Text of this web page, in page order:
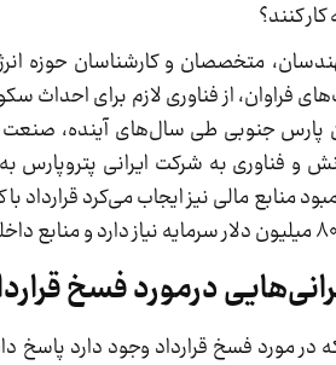
کنند؟
متخصصان و کارشناسان حوزه
فراوان، از فناوری لازم برای احداث
پارس جنوبی طی سال‌های آینده، صنعت
و فناوری به شرکت ایرانی
منابع مالی نیز ایجاب می‌کرد
درمورد فسخ
در مورد فسخ قرارداد وجود دارد